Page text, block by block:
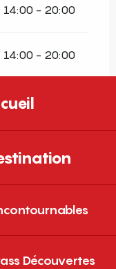
Découvertes
14:00 - 20:00
14:00 - 20:00
14:00 - 20:00